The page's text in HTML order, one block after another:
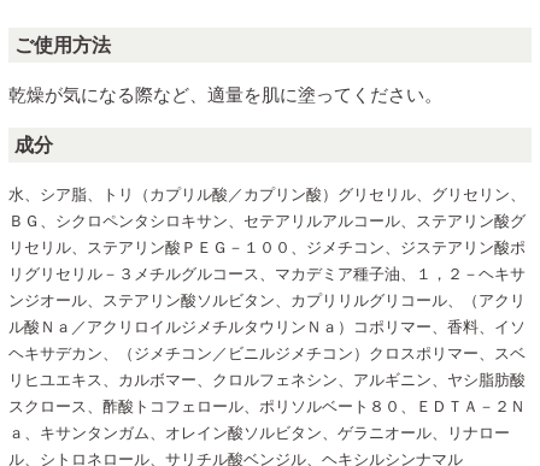
ご使用方法
乾燥が気になる際など、適量を肌に塗ってください。
成分
水、シア脂、トリ（カプリル酸／カプリン酸）グリセリル、グリセリン、
ＢＧ、シクロペンタシロキサン、セテアリルアルコール、ステアリン酸グ
リセリル、ステアリン酸ＰＥＧ－１００、ジメチコン、ジステアリン酸ポ
リグリセリル－３メチルグルコース、マカデミア種子油、１，２－ヘキサ
ンジオール、ステアリン酸ソルビタン、カプリリルグリコール、（アクリ
ル酸Ｎａ／アクリロイルジメチルタウリンＮａ）コポリマー、香料、イソ
ヘキサデカン、（ジメチコン／ビニルジメチコン）クロスポリマー、スベ
リヒユエキス、カルボマー、クロルフェネシン、アルギニン、ヤシ脂肪酸
スクロース、酢酸トコフェロール、ポリソルベート８０、ＥＤＴＡ－２Ｎ
ａ、キサンタンガム、オレイン酸ソルビタン、ゲラニオール、リナロー
ル、シトロネロール、サリチル酸ベンジル、ヘキシルシンナマル